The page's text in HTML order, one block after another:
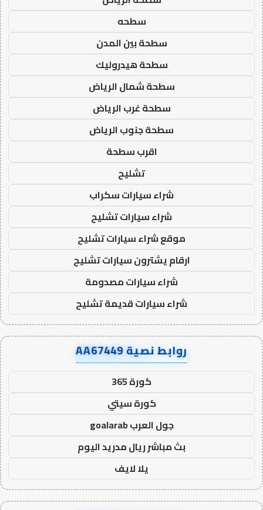
سطحه
سطحة بين المدن
سطحة هيدروليك
سطحة شمال الرياض
سطحة غرب الرياض
سطحة جنوب الرياض
اقرب سطحة
تشليح
شراء سيارات سكراب
شراء سيارات تشليح
موقع شراء سيارات تشليح
ارقام يشترون سيارات تشليح
شراء سيارات مصدومة
شراء سيارات قديمة تشليح
روابط نصية AA67449
كورة 365
كورة سيتي
جول العرب goalarab
بث مباشر ريال مدريد اليوم
يلا لايف